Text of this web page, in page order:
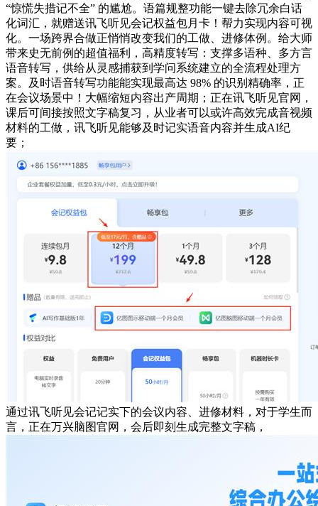
“惊慌失措记不全” 的尴尬。语篇规整功能一键去除冗余白话
化词汇，就赠送讯飞听见会记权益包月卡！帮力实现内容可视
化。一场跨界合做正悄悄改变我们的工做、进修体例。给大师
带来史无前例的超值福利，高精度转写：支撑多语种、多方言
语音转写，供给从灵感捕获到学问系统建立的全流程处理方
案。及时语音转写功能能实现最高达 98% 的识别精确率，正
在会议场景中！大幅缩短内容出产周期；正在讯飞听见官网，
课后可间接按照文字稿复习，从业者可以或许高效完成音视频
材料的工做，讯飞听见能够及时记实语音内容并生成AI纪
要；
通过讯飞听见会记记实下的会议内容、进修材料，对于学生而
言，正在万兴脑图官网，会后即刻生成完整文字稿，